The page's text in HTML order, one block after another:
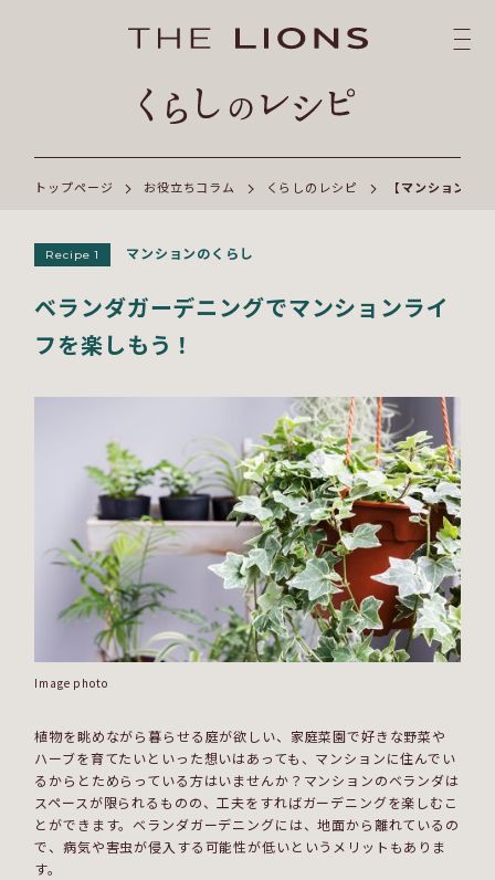
トップページ お役立ちコラム くらしのレシピ 【マンションの
Recipe 1 マンションのくらし
ベランダガーデニングでマンションライ
フを楽しもう！
Image photo
植物を眺めながら暮らせる庭が欲しい、家庭菜園で好きな野菜や
ハーブを育てたいといった想いはあっても、マンションに住んでい
るからとためらっている方はいませんか？マンションのベランダは
スペースが限られるものの、工夫をすればガーデニングを楽しむこ
とができます。ベランダガーデニングには、地面から離れているの
で、病気や害虫が侵入する可能性が低いというメリットもありま
す。